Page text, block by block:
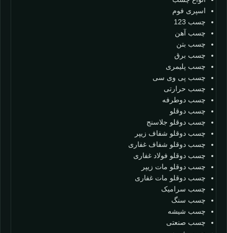
اسپری فوم
چسب 123
چسب آهن
چسب بتن
چسب برق
چسب پلیمری
چسب پی وی سی
چسب حرارتی
چسب دوطرفه
چسب دوقلو
چسب دوقلو جلاسنج
چسب دوقلو شفاف زیپر
چسب دوقلو شفاف غفاری
چسب دوقلو فولاد غفاری
چسب دوقلو مات زیپر
چسب دوقلو مات غفاری
چسب سرامیک
چسب سنگ
چسب شیشه
چسب صنعتی